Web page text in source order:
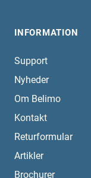
INFORMATION
Support
Nyheder
Om Belimo
Kontakt
Returformular
Artikler
Brochurer